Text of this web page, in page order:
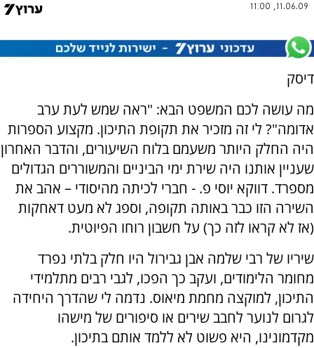
11.06.09, 11:00
דיסק
מה עושה לכם המשפט הבא: "ראה שמש לעת ערב
אדומה"? לי זה מזכיר את תקופת התיכון. מקצוע הספרות
היה החלק היותר משעמם בלוח השיעורים, והדבר האחרון
שעניין אותנו היה שירת ימי הביניים והמשוררים הגדולים
מספרד. דווקא יוסי פ. - חברי לכיתה מהיסודי – אהב את
השירה הזו כבר באותה תקופה, וספג לא מעט דאחקות
(אז לא קראו לזה כך) על חשבון רוחו הפיוטית.
שיריו של רבי שלמה אבן גבירול היו חלק בלתי נפרד
מחומר הלימודים, ועקב כך הפכו, לגבי רבים מתלמידי
התיכון, למוקצה מחמת מיאוס. נדמה לי שהדרך היחידה
לגרום לנוער לחבב שירים או סיפורים של מישהו
מקדמונינו, היא פשוט לא ללמד אותם בתיכון.